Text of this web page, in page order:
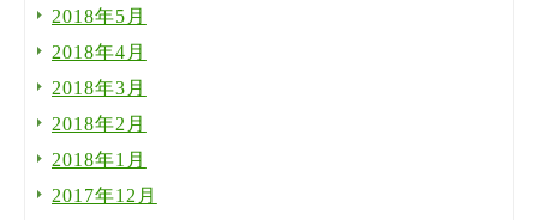
2018年5月
2018年4月
2018年3月
2018年2月
2018年1月
2017年12月